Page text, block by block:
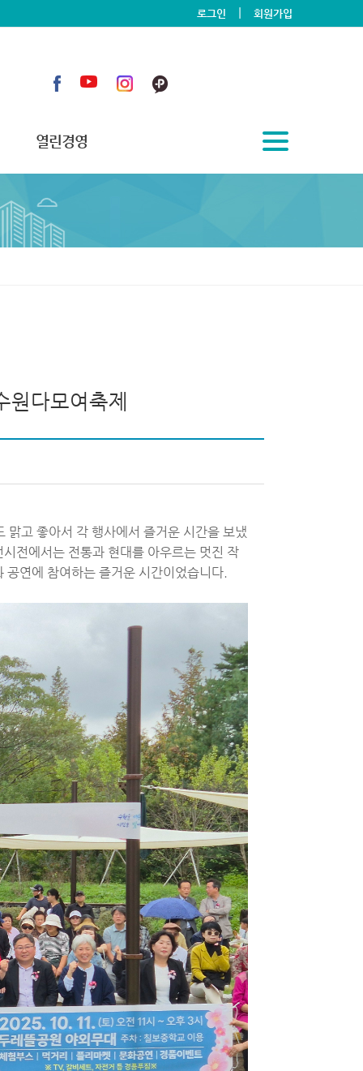
회원가입
|
로그인
열린경영
다모여축제
맑고 좋아서 각 행사에서 즐거운 시간을 보냈
전에서는 전통과 현대를 아우르는 멋진 작
연에 참여하는 즐거운 시간이었습니다.